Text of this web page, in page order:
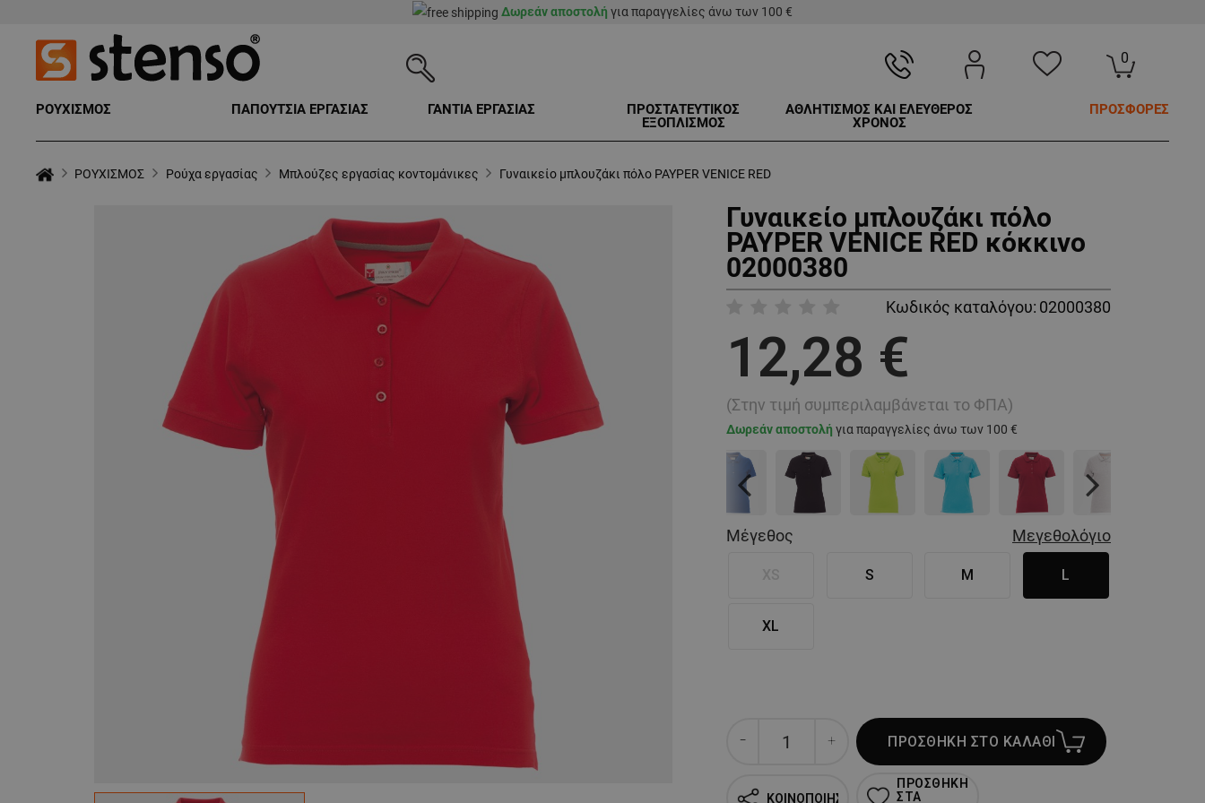
Δωρεάν αποστολή για παραγγελίες άνω των 100 €
0
ΡΟΥΧΙΣΜΟΣ ΠΑΠΟΥΤΣΙΑ ΕΡΓΑΣΙΑΣ ΓΑΝΤΙΑ ΕΡΓΑΣΙΑΣ
ΠΡΟΣΤΑΤΕΥΤΙΚΟΣ
ΕΞΟΠΛΙΣΜΟΣ
ΑΘΛΗΤΙΣΜΟΣ ΚΑΙ ΕΛΕΥΘΕΡΟΣ
ΧΡΟΝΟΣ
ΠΡΟΣΦΟΡΕΣ
ΡΟΥΧΙΣΜΟΣ Ρούχα εργασίας Μπλούζες εργασίας κοντομάνικες Γυναικείο μπλουζάκι πόλο PAYPER VENICE RED
Γυναικείο μπλουζάκι πόλο
PAYPER VENICE RED κόκκινο
02000380
Κωδικός καταλόγου: 02000380
12,28 €
(Στην τιμή συμπεριλαμβάνεται το ΦΠΑ)
Δωρεάν αποστολή για παραγγελίες άνω των 100 €
Previous Next
Μέγεθος Μεγεθολόγιο
S M L
XL
ΠΡΟΣΘΗΚΗ ΣΤΟ ΚΑΛΑΘΙ
ΚΟΙΝΟΠΟΙΗΣΗ
ΠΡΟΣΘΗΚΗ
ΣΤΑ